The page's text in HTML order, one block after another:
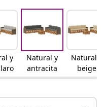
y
Natural y
antracita
Natural y
beige